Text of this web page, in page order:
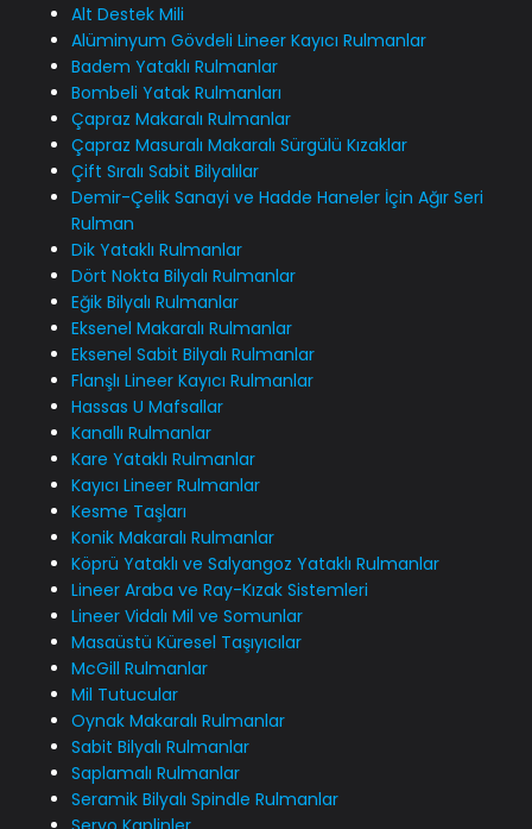
Alt Destek Mili
Alüminyum Gövdeli Lineer Kayıcı Rulmanlar
Badem Yataklı Rulmanlar
Bombeli Yatak Rulmanları
Çapraz Makaralı Rulmanlar
Çapraz Masuralı Makaralı Sürgülü Kızaklar
Çift Sıralı Sabit Bilyalılar
Demir-Çelik Sanayi ve Hadde Haneler İçin Ağır Seri
Rulman
Dik Yataklı Rulmanlar
Dört Nokta Bilyalı Rulmanlar
Eğik Bilyalı Rulmanlar
Eksenel Makaralı Rulmanlar
Eksenel Sabit Bilyalı Rulmanlar
Flanşlı Lineer Kayıcı Rulmanlar
Hassas U Mafsallar
Kanallı Rulmanlar
Kare Yataklı Rulmanlar
Kayıcı Lineer Rulmanlar
Kesme Taşları
Konik Makaralı Rulmanlar
Köprü Yataklı ve Salyangoz Yataklı Rulmanlar
Lineer Araba ve Ray-Kızak Sistemleri
Lineer Vidalı Mil ve Somunlar
Masaüstü Küresel Taşıyıcılar
McGill Rulmanlar
Mil Tutucular
Oynak Makaralı Rulmanlar
Sabit Bilyalı Rulmanlar
Saplamalı Rulmanlar
Seramik Bilyalı Spindle Rulmanlar